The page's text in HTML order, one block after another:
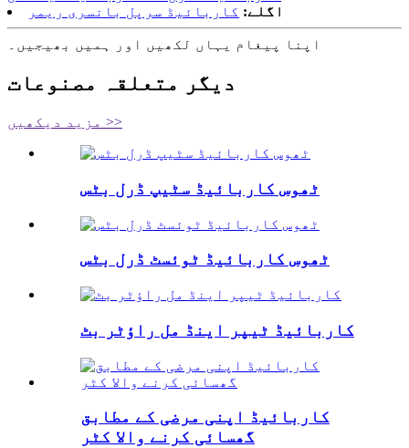
اگلے: کاربائیڈ سرپل بانسری ریمر
اپنا پیغام یہاں لکھیں اور ہمیں بھیجیں۔
دیگر متعلقہ مصنوعات
مزید دیکھیں >>
ٹھوس کاربائیڈ سٹیپ ڈرل بٹس
ٹھوس کاربائیڈ ٹوئسٹ ڈرل بٹس
کاربائیڈ ٹیپر اینڈ مل راؤٹر بٹ
کاربائیڈ اپنی مرضی کے مطابق
گھسائی کرنے والا کٹر